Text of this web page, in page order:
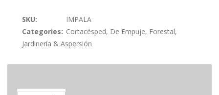
SKU:
IMPALA
Categories: Cortacésped, De Empuje, Forestal,
Jardinería & Aspersión